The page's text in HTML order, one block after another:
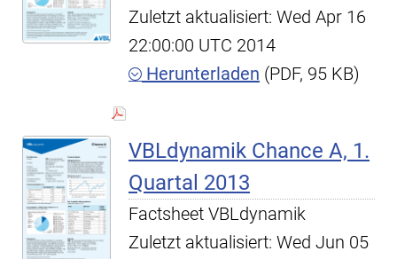
Zuletzt aktualisiert: Wed Apr 16
22:00:00 UTC 2014
Herunterladen (PDF, 95 KB)
VBLdynamik Chance A, 1.
Quartal 2013
Factsheet VBLdynamik
Zuletzt aktualisiert: Wed Jun 05